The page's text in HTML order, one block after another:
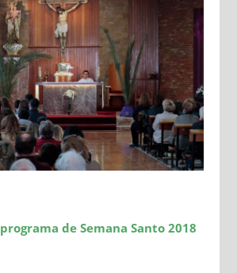
programa de Semana Santo 2018